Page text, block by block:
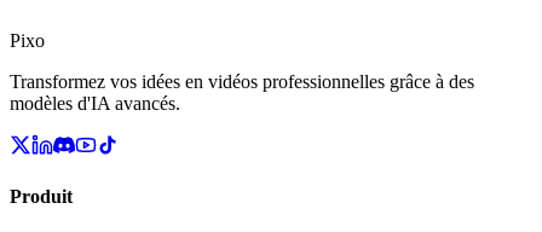
Pixo
Transformez vos idées en vidéos professionnelles grâce à des
modèles d'IA avancés.
Produit